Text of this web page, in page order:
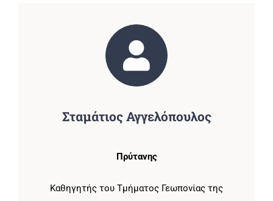
Σταμάτιος Αγγελόπουλος
Πρύτανης
Καθηγητής του Τμήματος Γεωπονίας της